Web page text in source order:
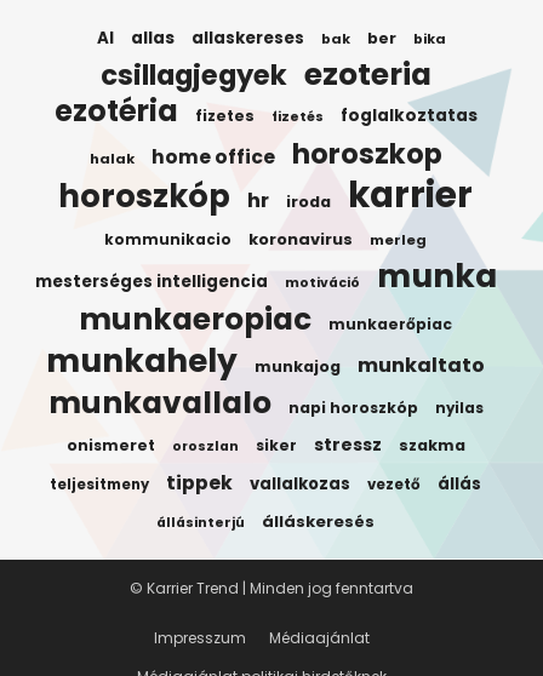
AI allas allaskereses bak ber bika
csillagjegyek ezoteria
ezotéria fizetes fizetés foglalkoztatas
halak home office horoszkop
horoszkóp hr iroda karrier
kommunikacio koronavirus merleg
mesterséges intelligencia motiváció munka
munkaeropiac munkaerőpiac
munkahely munkajog munkaltato
munkavallalo napi horoszkóp nyilas
onismeret oroszlan siker stressz szakma
teljesitmeny tippek vallalkozas vezető állás
állásinterjú álláskeresés
Impresszum
Médiaajánlat
© Karrier Trend | Minden jog fenntartva